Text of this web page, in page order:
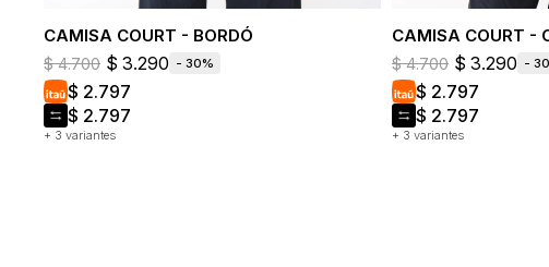
CAMISA COURT - BORDÓ
+ 3 variantes
$ 4.700 $ 3.290 30
$ 2.797
$ 2.797
CAMISA COURT -
+ 3 variantes
$ 4.700 $ 3.290 30
$ 2.797
$ 2.797